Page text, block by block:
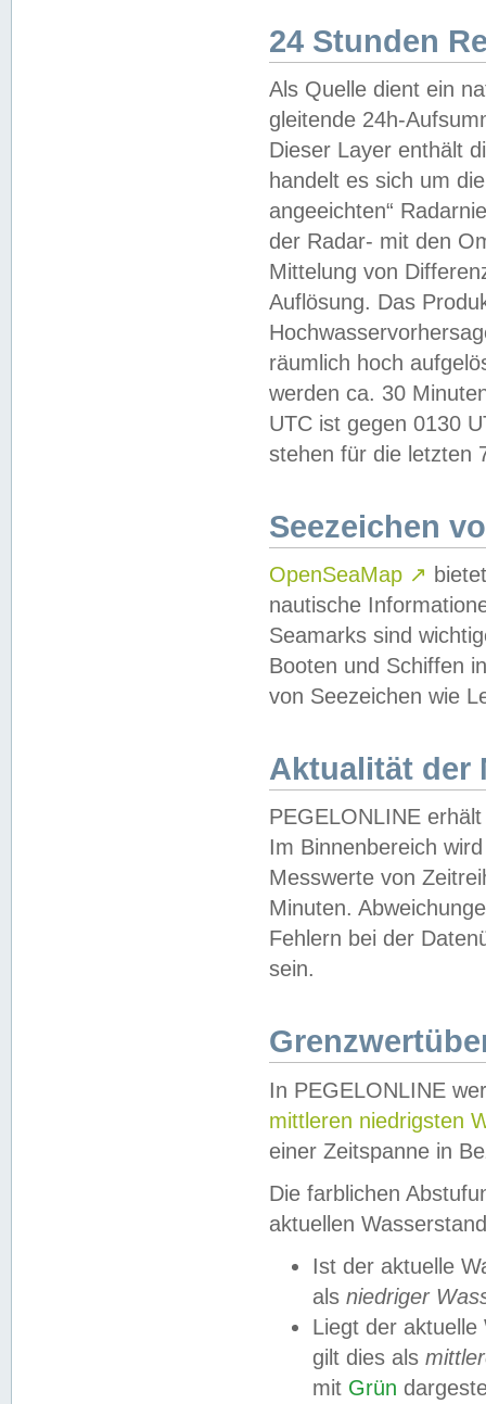
24 Stunden
Als Quelle dient ein
gleitende 24h-
Dieser Layer enthält
handelt es sich um
angeeichten“
der Radar- mit den
Mittelung von
Auflösung. Das
räumlich hoch
werden ca. 30
UTC ist gegen 0130
stehen für die letzten
Seezeichen
OpenSeaMap ↗
nautische
Seamarks sind
Booten und Schiffen
von Seezeichen wie
Aktualität der
PEGELONLINE
Im Binnenbereich
Messwerte von
Minuten.
Fehlern bei der
sein.
In PEGELONLINE
mittleren niedrigsten
einer Zeitspanne in
Die farblichen
aktuellen
Ist der aktuelle
als niedriger
Liegt der
gilt dies als
mit Grün